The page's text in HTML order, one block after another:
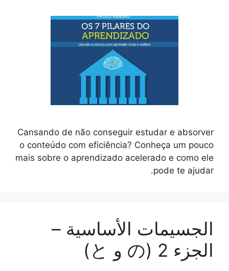
Cansando de não conseguir estudar e absorver
o conteúdo com eficiência? Conheça um pouco
mais sobre o aprendizado acelerado e como ele
pode te ajudar.
الجسيمات الأساسية –
الجزء 2 (の و と)